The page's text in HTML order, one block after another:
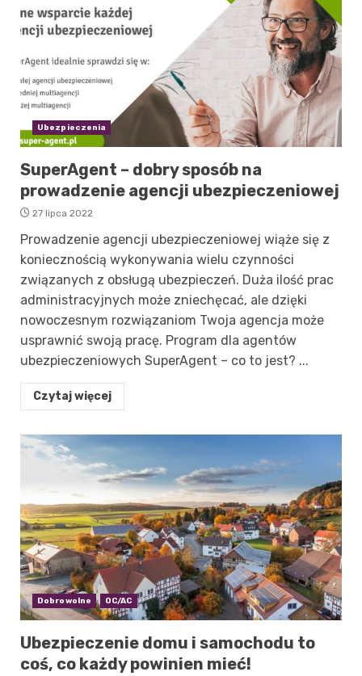
Ubezpieczenia
SuperAgent – dobry sposób na
prowadzenie agencji ubezpieczeniowej
27 lipca 2022
Prowadzenie agencji ubezpieczeniowej wiąże się z
koniecznością wykonywania wielu czynności
związanych z obsługą ubezpieczeń. Duża ilość prac
administracyjnych może zniechęcać, ale dzięki
nowoczesnym rozwiązaniom Twoja agencja może
usprawnić swoją pracę. Program dla agentów
ubezpieczeniowych SuperAgent – co to jest? ...
Czytaj więcej
Dobrowolne OC/AC
Ubezpieczenie domu i samochodu to
coś, co każdy powinien mieć!